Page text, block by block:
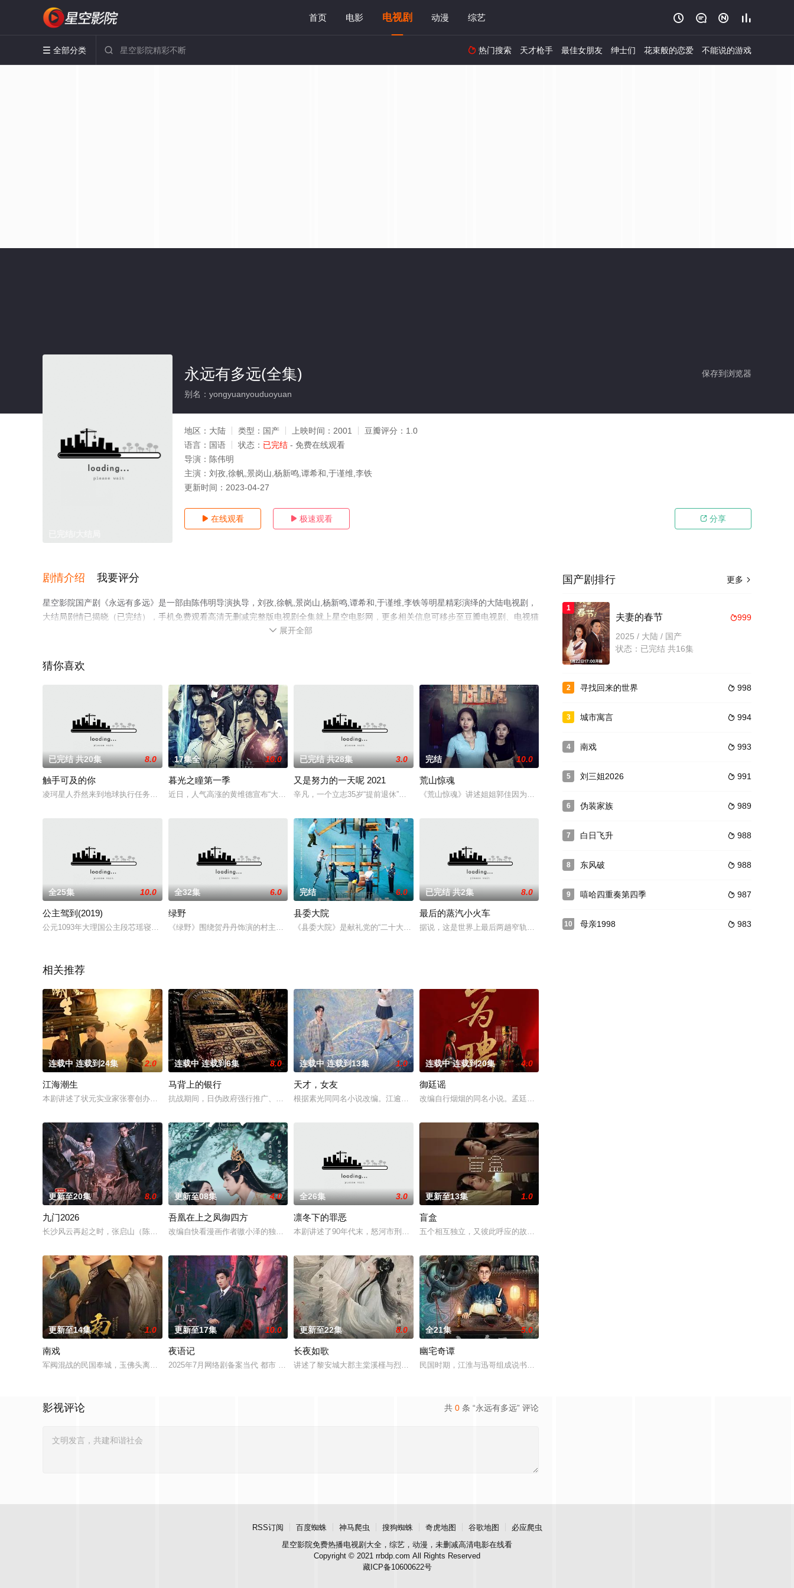
首页 电影 电视剧 动漫 综艺    
 全部分类   热门搜索 天才枪手 最佳女朋友 绅士们 花束般的恋爱 不能说的游戏
保存到浏览器
永远有多远(全集)
别名：yongyuanyouduoyuan
地区： 大陆 类型： 国产 上映时间： 2001 豆瓣评分： 1.0
语言： 国语 状态： 已完结 - 免费在线观看
导演： 陈伟明
主演： 刘孜,徐帆,景岗山,杨新鸣,谭希和,于谨维,李铁
更新时间： 2023-04-27
 在线观看  极速观看  分享
剧情介绍 我要评分
星空影院国产剧《永远有多远》是一部由陈伟明导演执导，刘孜,徐帆,景岗山,杨新鸣,谭希和,于谨维,李铁等明星精彩演绎的大陆电视剧，
大结局剧情已揭晓（已完结），手机免费观看高清无删减完整版电视剧全集就上星空电影网，更多相关信息可移步至豆瓣电视剧、电视猫
 展开全部
猜你喜欢
已完结 共20集 8.0
触手可及的你
凌珂星人乔然来到地球执行任务，有目的般融入地球女生夏茗琪的生活，保护并鼓励她重拾舞蹈梦想。夏茗琪沦陷在乔然的温柔里，却逐渐发现乔然不能被人记住的怪异现
17集全 10.0
暮光之瞳第一季
近日，人气高涨的黄维德宣布“大动作”转战幕后担任制片人，斥资千万打造玄幻系列IP品牌大剧《暮光之瞳》，题材以“变异人”为主题概念，定位国内首部偶像玄幻
已完结 共28集 3.0
又是努力的一天呢 2021
辛凡，一个立志35岁“提前退休”的郁郁青年。花千金，一个梦想打造本地最红奶茶店的元气少女。不着边际的两人因缘巧合合租在一起，鸡飞狗跳的
完结 10.0
荒山惊魂
《荒山惊魂》讲述姐姐郭佳因为不得已的原因无奈在深夜携妹妹开车上路，却在半路荒山遭遇了一连串真假
全25集 10.0
公主驾到(2019)
公元1093年大理国公主段芯瑶寝殿凤玥阁的一场无名大火开始熊熊燃起。当时私自外出的芯瑶死里逃生，太子却因护妹心切葬身火海。当朝皇帝段正明崩溃发狂，迁怒
全32集 6.0
绿野
《绿野》围绕贺丹丹饰演的村主任娟子展开，讲述了她带领山湾村脱贫致富的故事，其间也穿插了娟子家庭生活的悲欢离合。作为剧中当之无愧的女一号，贺丹丹感到人物
完结 6.0
县委大院
《县委大院》是献礼党的“二十大”的一项重要作品。讲述了梅晓歌和他在新旧县委大院里先后两任同事们在新时代之大趋势、大变革之下，顺势而为
已完结 共2集 8.0
最后的蒸汽小火车
据说，这是世界上最后两趟窄轨蒸汽小火车，它们因时代的进步而隐秘在丛山峻岭中，又阴差阳错的成为当
相关推荐
连载中 连载到24集 2.0
江海潮生
本剧讲述了状元实业家张謇创办大生企业，实业报国的故事。甲午战争后，国家蒙羞，张謇虽高中状元，却渴望寻求强国之路。他毅然弃政从商，殚精竭虑，创办了中国第
连载中 连载到6集 8.0
马背上的银行
抗战期间，日伪政府强行推广、使用由“中国准备银行”发行的伪钞货币。根据党中央指示，高景波、徐邵梁、孙希光和黄鹰等人开始筹备建立冀南银行，手艺人张宝田在
连载中 连载到13集 1.0
天才，女友
根据素光同同名小说改编。江逾白长大以后，林知夏忽然对他说：“江逾白，我喜欢你，哲学和生物学意义上的喜欢。”那个夜晚，他脸颊微热，还听
连载中 连载到20集 4.0
御廷谣
改编自行烟烟的同名小说。孟廷辉，大平王朝有史以来个以女子进士科三元及第入翰林院的奇女子。十年前
更新至20集 8.0
九门2026
长沙风云再起之时，张启山（陈伟霆 饰）与吴老狗（曾舜晞 饰）强强联手，携手霍仙姑（陈瑶 饰）与九门诸人共赴冒险奇局。一桩401部队的神秘失踪事件，牵出
更新至08集 4.0
吾凰在上之凤御四方
改编自快看漫画作者嗷小泽的独家连载漫画《吾凰在上》。现代少女奚圆（姜贞羽 饰）因意外踏入玄机界，继而卷入虎云国内乱的漩涡，身陷重重危机，而在一次次险象
全26集 3.0
凛冬下的罪恶
本剧讲述了90年代末，怒河市刑侦支队在无普及监控、无DNA鉴定技术的支持下，通过摸排、勘查等传统刑侦手段，接连破获数起重案要案的艰难
更新至13集 1.0
盲盒
五个相互独立，又彼此呼应的故事——用一场精心策划的“夏令营”完成复仇的受害者；临终前与遗憾和解的“无
更新至14集 1.0
南戏
军阀混战的民国奉城，玉佛头离奇失窃，戏班主横尸戏台，将冷血少帅许又安与昆曲名伶荣筱楠推向不死不休的对立绝境。而他们不知，对方正是自己苦寻多年的患难“兄
更新至17集 10.0
夜语记
2025年7月网络剧备案当代 都市 海南越酷文化传媒有限公司
更新至22集 8.0
长夜如歌
讲述了黎安城大郡主棠溪槿与烈云峥之间曲折动人的情感，以及他们在复杂局势中坚守初心、勇敢面对困难的爱情故事。通过剧中主人公在成长的
全21集 5.0
幽宅奇谭
民国时期，江淮与迅哥组成说书班子，偶遇“白天人住屋，晚上鬼占房”的阴阳宅，江淮被掳走配“阴婚”。他与
共 0 条 “永远有多远” 评论
影视评论
更多 
国产剧排行
1
999
夫妻的春节
2025 / 大陆 / 国产
状态：已完结 共16集
2  998
寻找回来的世界
3  994
城市寓言
4  993
南戏
5  991
刘三姐2026
6  989
伪装家族
7  988
白日飞升
8  988
东风破
9  987
嘻哈四重奏第四季
10  983
母亲1998
RSS订阅 百度蜘蛛 神马爬虫 搜狗蜘蛛 奇虎地图 谷歌地图
必应爬虫
星空影院免费热播电视剧大全，综艺，动漫，未删减高清电影在线看
Copyright © 2021 rrbdp.com All Rights Reserved
藏ICP备10600622号